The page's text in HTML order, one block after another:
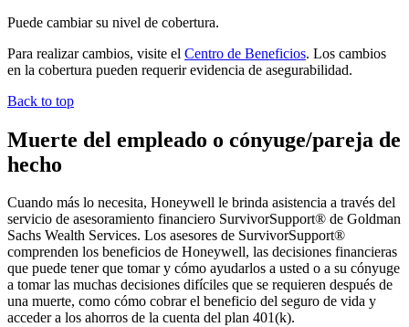
Puede cambiar su nivel de cobertura.
Para realizar cambios, visite el Centro de Beneficios. Los cambios
en la cobertura pueden requerir evidencia de asegurabilidad.
Back to top
Muerte del empleado o cónyuge/pareja de
hecho
Cuando más lo necesita, Honeywell le brinda asistencia a través del
servicio de asesoramiento financiero SurvivorSupport®️ de Goldman
Sachs Wealth Services. Los asesores de SurvivorSupport®️
comprenden los beneficios de Honeywell, las decisiones financieras
que puede tener que tomar y cómo ayudarlos a usted o a su cónyuge
a tomar las muchas decisiones difíciles que se requieren después de
una muerte, como cómo cobrar el beneficio del seguro de vida y
acceder a los ahorros de la cuenta del plan 401(k).